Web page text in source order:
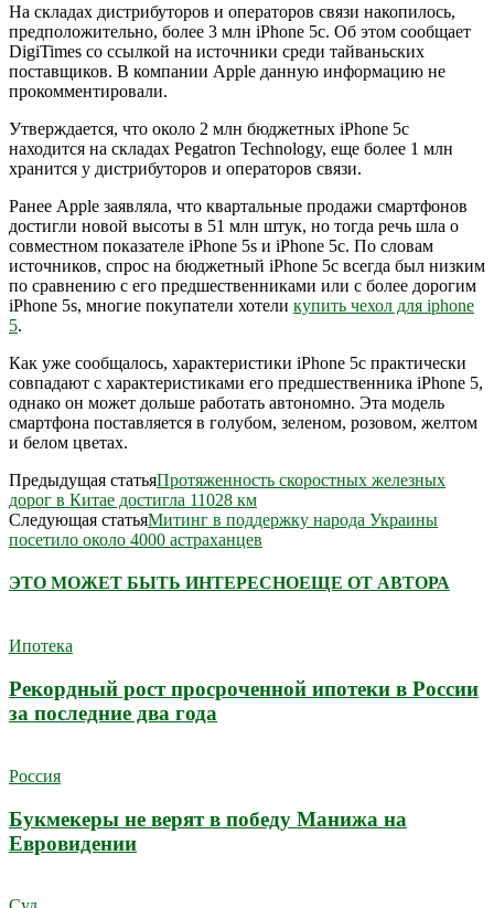
На складах дистрибуторов и операторов связи накопилось,
предположительно, более 3 млн iPhone 5c. Об этом сообщает
DigiTimes со ссылкой на источники среди тайваньских
поставщиков. В компании Apple данную информацию не
прокомментировали.
Утверждается, что около 2 млн бюджетных iPhone 5c
находится на складах Pegatron Technology, еще более 1 млн
хранится у дистрибуторов и операторов связи.
Ранее Apple заявляла, что квартальные продажи смартфонов
достигли новой высоты в 51 млн штук, но тогда речь шла о
совместном показателе iPhone 5s и iPhone 5c. По словам
источников, спрос на бюджетный iPhone 5c всегда был низким
по сравнению с его предшественниками или с более дорогим
iPhone 5s, многие покупатели хотели купить чехол для iphone
5.
Как уже сообщалось, характеристики iPhone 5с практически
совпадают с характеристиками его предшественника iPhone 5,
однако он может дольше работать автономно. Эта модель
смартфона поставляется в голубом, зеленом, розовом, желтом
и белом цветах.
Предыдущая статьяПротяженность скоростных железных
дорог в Китае достигла 11028 км
Следующая статьяМитинг в поддержку народа Украины
посетило около 4000 астраханцев
ЭТО МОЖЕТ БЫТЬ ИНТЕРЕСНОЕЩЕ ОТ АВТОРА
Ипотека
Рекордный рост просроченной ипотеки в России
за последние два года
Россия
Букмекеры не верят в победу Манижа на
Евровидении